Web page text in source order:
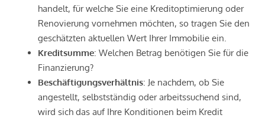
handelt, für welche Sie eine Kreditoptimierung oder
Renovierung vornehmen möchten, so tragen Sie den
geschätzten aktuellen Wert Ihrer Immobilie ein.
Kreditsumme: Welchen Betrag benötigen Sie für die
Finanzierung?
Beschäftigungsverhältnis: Je nachdem, ob Sie
angestellt, selbstständig oder arbeitssuchend sind,
wird sich das auf Ihre Konditionen beim Kredit